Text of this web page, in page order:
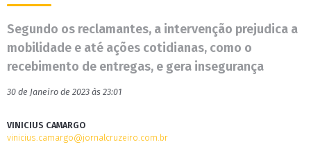
Segundo os reclamantes, a intervenção prejudica a
mobilidade e até ações cotidianas, como o
recebimento de entregas, e gera insegurança
30 de Janeiro de 2023 às 23:01
VINICIUS CAMARGO
vinicius.camargo@jornalcruzeiro.com.br